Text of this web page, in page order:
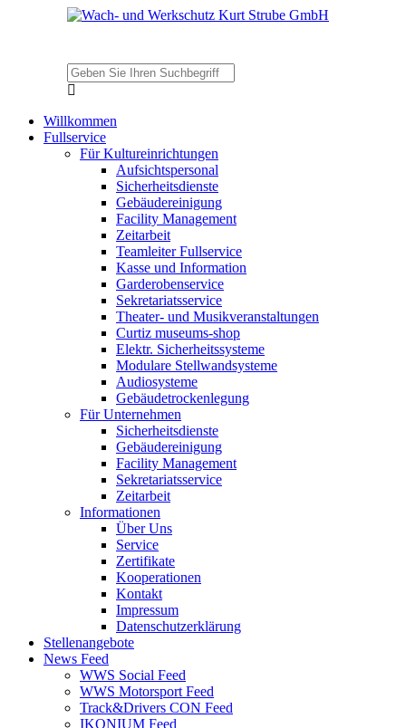
Willkommen
Fullservice
Für Kultureinrichtungen
Aufsichtspersonal
Sicherheitsdienste
Gebäudereinigung
Facility Management
Zeitarbeit
Teamleiter Fullservice
Kasse und Information
Garderobenservice
Sekretariatsservice
Theater- und Musikveranstaltungen
Curtiz museums-shop
Elektr. Sicherheitssysteme
Modulare Stellwandsysteme
Audiosysteme
Gebäudetrockenlegung
Für Unternehmen
Sicherheitsdienste
Gebäudereinigung
Facility Management
Sekretariatsservice
Zeitarbeit
Informationen
Über Uns
Service
Zertifikate
Kooperationen
Kontakt
Impressum
Datenschutzerklärung
Stellenangebote
News Feed
WWS Social Feed
WWS Motorsport Feed
Track&Drivers CON Feed
IKONIUM Feed